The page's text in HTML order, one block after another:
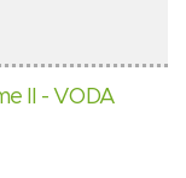
II - VODA